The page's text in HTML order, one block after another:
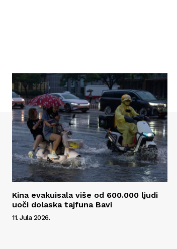
Kina evakuisala više od 600.000 ljudi
uoči dolaska tajfuna Bavi
11. Jula 2026.